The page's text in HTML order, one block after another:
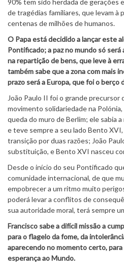
de tragédias familiares, que levam à
centenas de milhões de humanos.
O Papa está decidido a lançar este
Pontificado; a paz no mundo só será
na repartição de bens, que leve à
também sabe que a zona com mais
prazo será a Europa, que foi o berço
João Paulo II foi o grande precursor
movimento solidariedade na
queda do muro de Berlim; ele sabia
e teve sempre a seu lado Bento
transição por duas razões; João
substituição, e Bento XVI nasceu
Desde o início do seu Pontificado
comunidade internacional, de que
empobrecer a um ritmo muito
poderá levar a conflitos de
sua autoridade moral, terá sempre
Francisco sabe a difícil missão a
para o flagelo da fome, da
aparecendo no momento certo,
esperança ao Mundo.